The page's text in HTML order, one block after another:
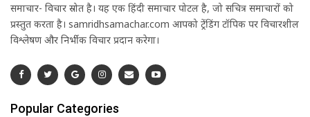
समाचार- विचार स्रोत है। यह एक हिंदी समाचार पोर्टल है, जो सचित्र समाचारों को
प्रस्तुत करता है। samridhsamachar.com आपको ट्रेंडिंग टॉपिक पर विचारशील
विश्लेषण और निर्भीक विचार प्रदान करेगा।
Popular Categories